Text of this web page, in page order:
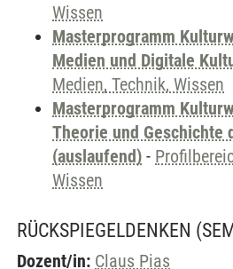
Wissen
Masterprogramm
Medien und Digitale
Medien, Technik, Wissen
Masterprogramm
Theorie und Geschichte
(auslaufend) -
Wissen
RÜCKSPIEGELDENKEN
Dozent/in: Claus Pias